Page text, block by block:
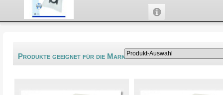
Produkte geeignet für die Marke Erres®